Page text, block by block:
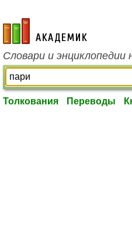
academic.ru
Словари и энциклопедии
Толкования Переводы